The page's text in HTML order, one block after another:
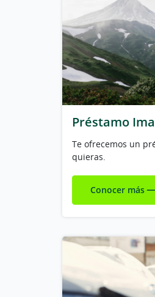
Préstamo
Te ofrecemos un
quieras.
Conocer más